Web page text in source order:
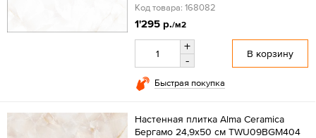
Код товара: 168082
1'295 р./м2
+
-
В корзину
Быстрая покупка
Настенная плитка Alma Ceramica
Бергамо 24,9x50 см TWU09BGM404